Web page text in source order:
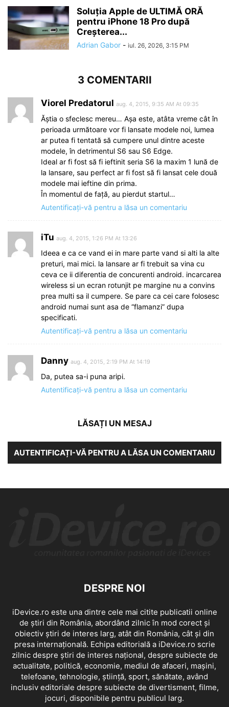
Soluția Apple de ULTIMĂ ORĂ
pentru iPhone 18 Pro după
Creșterea...
Adrian Gabor - iul. 26, 2026, 3:15 PM
3 COMENTARII
Viorel Predatorul aug. 4, 2015, 9:35 AM At 09:35
Ăștia o sfeclesc mereu… Așa este, atâta vreme cât în
perioada următoare vor fi lansate modele noi, lumea
ar putea fi tentată să cumpere unul dintre aceste
modele, în detrimentul S6 sau S6 Edge.
Ideal ar fi fost să fi ieftinit seria S6 la maxim 1 lună de
la lansare, sau perfect ar fi fost să fi lansat cele două
modele mai ieftine din prima.
În momentul de față, au pierdut startul…
Autentificați-vă pentru a lăsa un comentariu
iTu aug. 4, 2015, 1:26 PM At 13:26
Ideea e ca ce vand ei in mare parte vand si alti la alte
preturi, mai mici. la lansare ar fi trebuit sa vina cu
ceva ce ii diferentia de concurenti android. incarcarea
wireless si un ecran rotunjit pe margine nu a convins
prea multi sa il cumpere. Se pare ca cei care folosesc
android numai sunt asa de “flamanzi” dupa
specificati.
Autentificați-vă pentru a lăsa un comentariu
Danny aug. 4, 2015, 2:19 PM At 14:19
Da, putea sa-i puna aripi.
Autentificați-vă pentru a lăsa un comentariu
LĂSAȚI UN MESAJ
AUTENTIFICAȚI-VĂ PENTRU A LĂSA UN COMENTARIU
DESPRE NOI
iDevice.ro este una dintre cele mai citite publicatii online
de știri din România, abordând zilnic în mod corect și
obiectiv știri de interes larg, atât din România, cât și din
presa internațională. Echipa editorială a iDevice.ro scrie
zilnic despre știri de interes național, despre subiecte de
actualitate, politică, economie, mediul de afaceri, mașini,
telefoane, tehnologie, știință, sport, sănătate, având
inclusiv editoriale despre subiecte de divertisment, filme,
jocuri, disponibile pentru publicul larg.